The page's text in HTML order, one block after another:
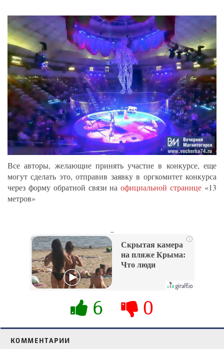
Все авторы, желающие принять участие в конкурсе, еще
могут сделать это, отправив заявку в оргкомитет конкурса
через форму обратной связи наофициальной странице «13
метров»
i
Скрытая камера
на пляже Крыма:
Что люди
их не видят...
6 0
КОММЕНТАРИИ